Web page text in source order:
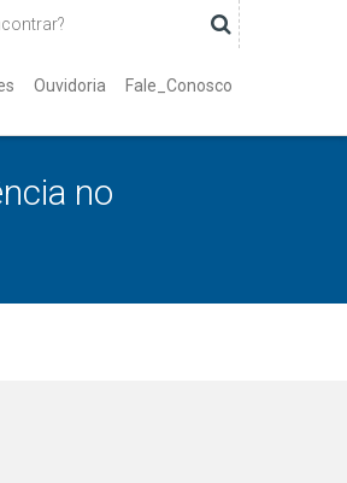
Ouvidoria Fale_Conosco
no